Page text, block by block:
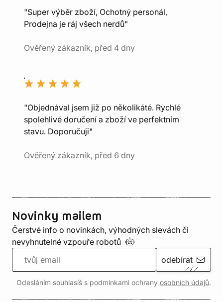
"Super výběr zboží, Ochotný personál,
Prodejna je ráj všech nerdů"
Ověřený zákazník, před 4 dny
"Objednával jsem již po několikáté. Rychlé
spolehlivé doručení a zboží ve perfektním
stavu. Doporučuji"
Ověřený zákazník, před 6 dny
Novinky mailem
Čerstvé info o novinkách, výhodných slevách či
nevyhnutelné vzpouře robotů
odebírat
Odesláním souhlasíš s podmínkami ochrany osobních údajů.